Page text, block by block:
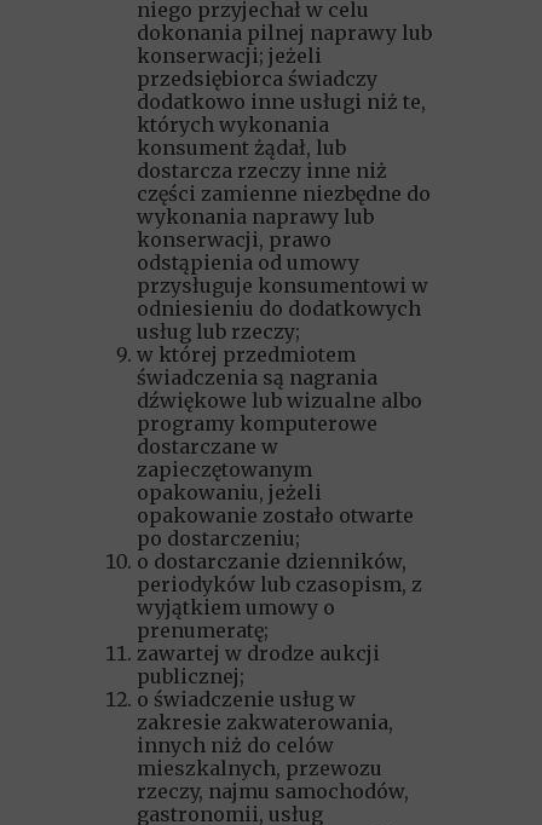
niego przyjechał w celu
dokonania pilnej naprawy lub
konserwacji; jeżeli
przedsiębiorca świadczy
dodatkowo inne usługi niż te,
których wykonania
konsument żądał, lub
dostarcza rzeczy inne niż
części zamienne niezbędne do
wykonania naprawy lub
konserwacji, prawo
odstąpienia od umowy
przysługuje konsumentowi w
odniesieniu do dodatkowych
usług lub rzeczy;
w której przedmiotem
świadczenia są nagrania
dźwiękowe lub wizualne albo
programy komputerowe
dostarczane w
zapieczętowanym
opakowaniu, jeżeli
opakowanie zostało otwarte
po dostarczeniu;
o dostarczanie dzienników,
periodyków lub czasopism, z
wyjątkiem umowy o
prenumeratę;
zawartej w drodze aukcji
publicznej;
o świadczenie usług w
zakresie zakwaterowania,
innych niż do celów
mieszkalnych, przewozu
rzeczy, najmu samochodów,
gastronomii, usług